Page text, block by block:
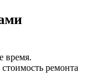
время.
ремонта